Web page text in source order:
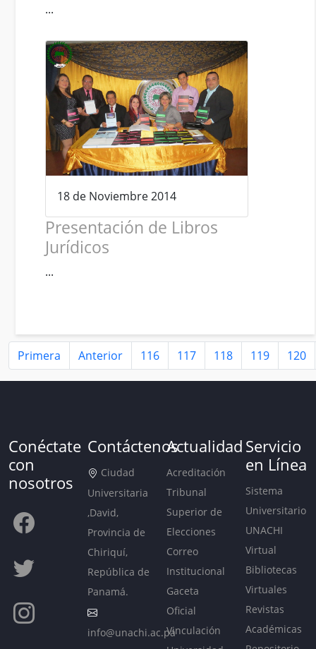
...
18 de Noviembre 2014
Presentación de Libros
Jurídicos
...
Primera Anterior 116 117 118 119 120
Conéctate
con
nosotros
Contáctenos
Ciudad
Universitaria
,David,
Provincia de
Chiriquí,
República de
Panamá.
info@unachi.ac.pa
Actualidad
Acreditación
Tribunal
Superior de
Elecciones
Correo
Institucional
Gaceta
Oficial
Vinculación
Servicio
en Línea
Sistema
Universitario
UNACHI
Virtual
Bibliotecas
Virtuales
Revistas
Académicas